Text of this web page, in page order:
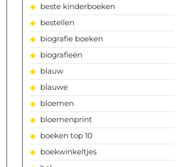
beste kinderboeken
bestellen
biografie boeken
biografieën
blauw
blauwe
bloemen
bloemenprint
boeken top 10
boekwinkeltjes